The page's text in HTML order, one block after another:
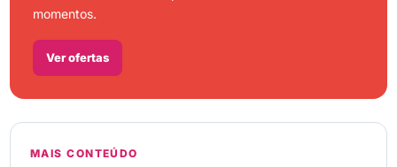
momentos.
Ver ofertas
MAIS CONTEÚDO